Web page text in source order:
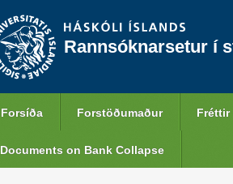
Rannsóknarsetur í
Forsíða Forstöðumaður Fréttir
Documents on Bank Collapse